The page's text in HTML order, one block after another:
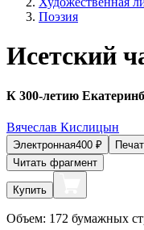
Поэзия
Исетский
К 300-летию
Вячеслав Кислицын
Электронная400 ₽
Читать фрагмент
Купить
Объем: 172 бумажных